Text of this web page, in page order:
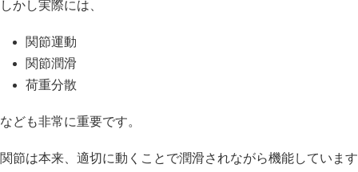
しかし実際には、
関節運動
関節潤滑
荷重分散
なども非常に重要です。
関節は本来、適切に動くことで潤滑されながら機能していま